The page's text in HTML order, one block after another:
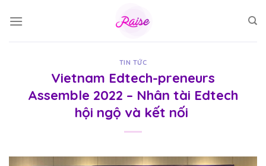
TIN TỨC
Vietnam Edtech-preneurs
Assemble 2022 – Nhân tài Edtech
hội ngộ và kết nối